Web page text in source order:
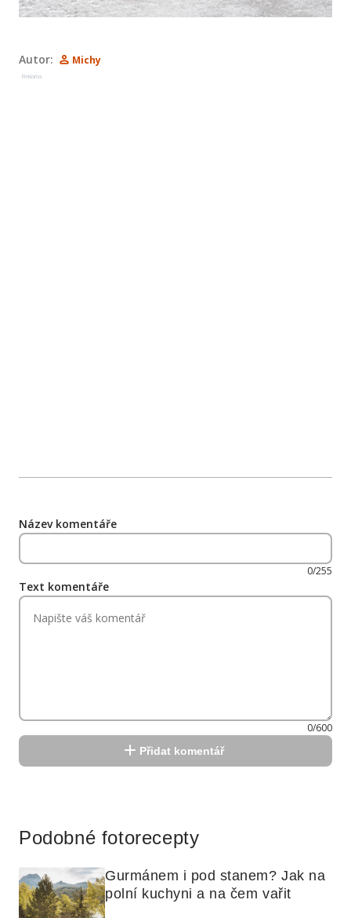
Autor: Michy
Reklama
Název komentáře
0/255
Text komentáře
0/600
Přidat komentář
Podobné fotorecepty
Gurmánem i pod stanem? Jak na
polní kuchyni a na čem vařit